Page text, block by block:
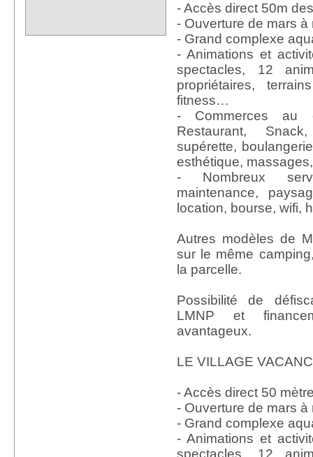
- Accès direct 50m
- Ouverture de mars à
- Grand complexe
- Animations et
spectacles, 12
propriétaires,
fitness…
- Commerces
Restaurant,
supérette,
esthétique,
- Nombreux
maintenance,
location, bourse, wifi,
Autres modèles de
sur le même
la parcelle.
Possibilité de
LMNP et
avantageux.
LE VILLAGE
- Accès direct 50
- Ouverture de mars à
- Grand complexe
- Animations et
spectacles, 12